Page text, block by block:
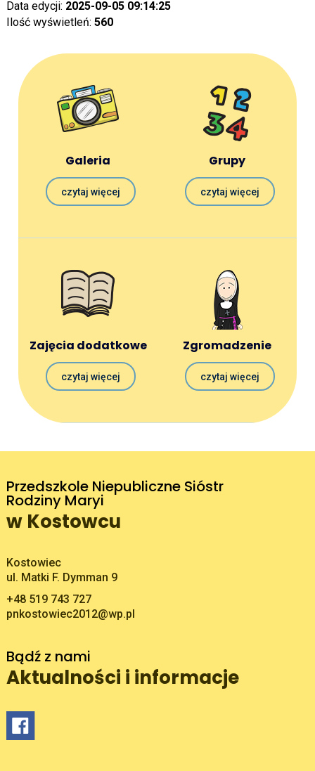
Data edycji: 2025-09-05 09:14:25
Ilość wyświetleń: 560
Galeria
czytaj więcej
Grupy
czytaj więcej
Zajęcia dodatkowe
czytaj więcej
Zgromadzenie
czytaj więcej
Przedszkole Niepubliczne Sióstr
Rodziny Maryi
w Kostowcu
Adres pocztowy:
Kostowiec
ul. Matki F. Dymman 9
+48 519 743 727
pnkostowiec2012@wp.pl
Bądź z nami
Aktualności i informacje